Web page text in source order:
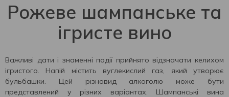
Рожеве шампанське та
ігристе вино
Важливі дати і знаменні події прийнято відзначати келихом
ігристого. Напій містить вуглекислий газ, який утворює
бульбашки. Цей різновид алкоголю може бути
представлений у різних варіантах. Шампанські вина